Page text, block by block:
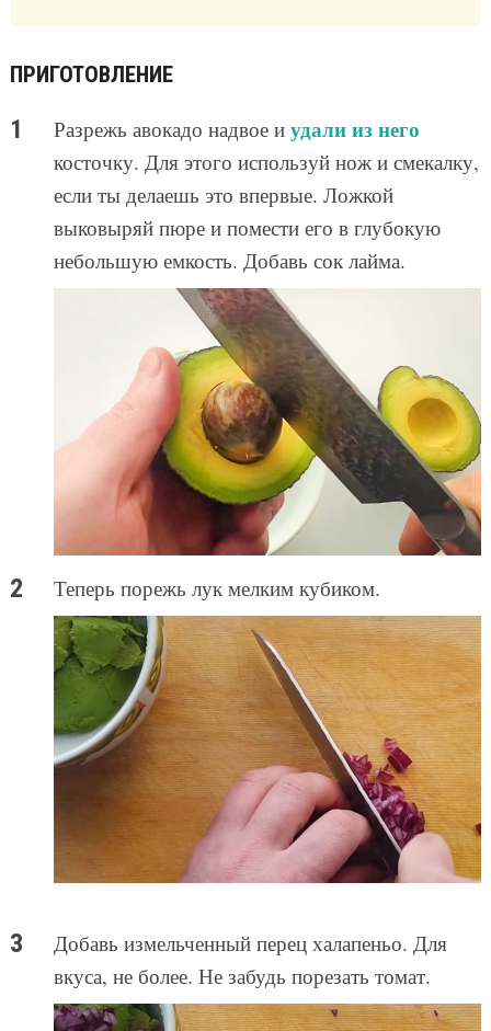
ПРИГОТОВЛЕНИЕ
Разрежь авокадо надвое и удали из него
косточку. Для этого используй нож и смекалку,
если ты делаешь это впервые. Ложкой
выковыряй пюре и помести его в глубокую
небольшую емкость. Добавь сок лайма.
Теперь порежь лук мелким кубиком.
Добавь измельченный перец халапеньо. Для
вкуса, не более. Не забудь порезать томат.